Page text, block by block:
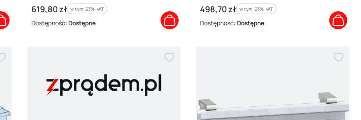
Cena brutto
619,80 zł w tym %s VAT
w tym 23% VAT
Dostępność:Dostępne
Cena brutto
498,70 zł w tym %s VAT
w tym 23% VAT
Dostępność:Dostępne